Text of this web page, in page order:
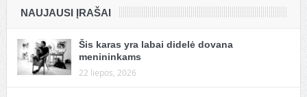
NAUJAUSI ĮRAŠAI
Šis karas yra labai didelė dovana
menininkams
22 liepos, 2026